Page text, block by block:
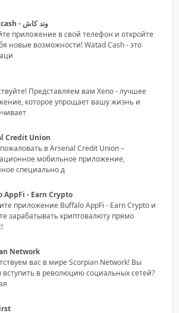
watad cash - وتد كاش
в свой телефон и откройте
новые возможности! Watad Cash - это
Представляем вам Xeno - лучшее
которое упрощает вашу жизнь и
Credit Union
в Arsenal Credit Union –
мобильное приложение,
специально д
AppFi - Earn Crypto
приложение Buffalo AppFi - Earn Crypto и
зарабатывать криптовалюту прямо
Network
вас в мире Scorpian Network! Вы
вступить в революцию социальных сетей?